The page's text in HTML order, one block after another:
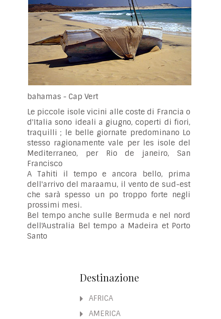
bahamas - Cap Vert
Le piccole isole vicini alle coste di Francia o
d'Italia sono ideali a giugno, coperti di fiori,
traquilli ; le belle giornate predominano Lo
stesso ragionamente vale per les isole del
Mediterraneo, per Rio de janeiro, San
Francisco
A Tahiti il tempo e ancora bello, prima
dell'arrivo del maraamu, il vento de sud-est
che sarà spesso un po troppo forte negli
prossimi mesi.
Bel tempo anche sulle Bermuda e nel nord
dell'Australia Bel tempo a Madeira et Porto
Santo
Destinazione
AFRICA
AMERICA